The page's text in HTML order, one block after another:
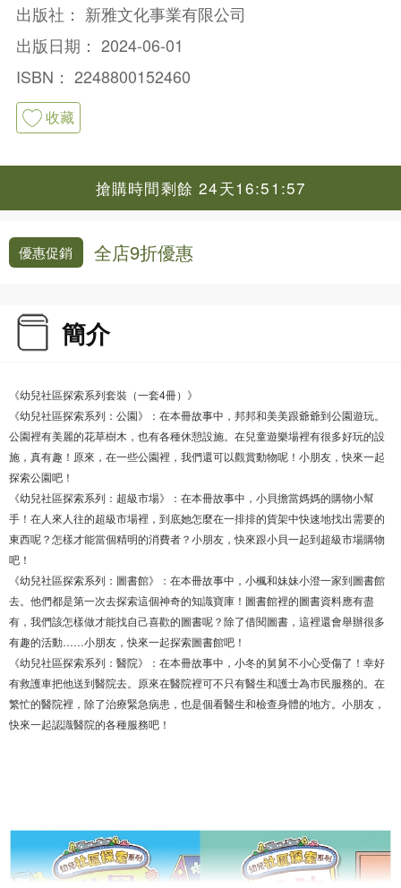
出版社： 新雅文化事業有限公司
出版日期： 2024-06-01
ISBN： 2248800152460
收藏
搶購時間剩餘 24天16:51:56
優惠促銷 全店9折優惠
簡介
《幼兒社區探索系列套裝（一套4冊）》
《幼兒社區探索系列：公園》：在本冊故事中，邦邦和美美跟爺爺到公園遊玩。
公園裡有美麗的花草樹木，也有各種休憩設施。在兒童遊樂場裡有很多好玩的設
施，真有趣！原來，在一些公園裡，我們還可以觀賞動物呢！小朋友，快來一起
探索公園吧！
《幼兒社區探索系列：超級市場》：在本冊故事中，小貝擔當媽媽的購物小幫
手！在人來人往的超級市場裡，到底她怎麼在一排排的貨架中快速地找出需要的
東西呢？怎樣才能當個精明的消費者？小朋友，快來跟小貝一起到超級市場購物
吧！
《幼兒社區探索系列：圖書館》：在本冊故事中，小楓和妹妹小澄一家到圖書館
去。他們都是第一次去探索這個神奇的知識寶庫！圖書館裡的圖書資料應有盡
有，我們該怎樣做才能找自己喜歡的圖書呢？除了借閱圖書，這裡還會舉辦很多
有趣的活動……小朋友，快來一起探索圖書館吧！
《幼兒社區探索系列：醫院》：在本冊故事中，小冬的舅舅不小心受傷了！幸好
有救護車把他送到醫院去。原來在醫院裡可不只有醫生和護士為市民服務的。在
繁忙的醫院裡，除了治療緊急病患，也是個看醫生和檢查身體的地方。小朋友，
快來一起認識醫院的各種服務吧！